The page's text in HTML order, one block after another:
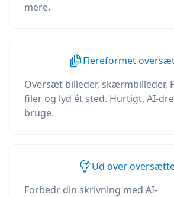
mere.
Flereformet
Oversæt billeder, skærmbilleder,
filer og lyd ét sted. Hurtigt, AI-
bruge.
Ud over
Forbedr din skrivning med AI-